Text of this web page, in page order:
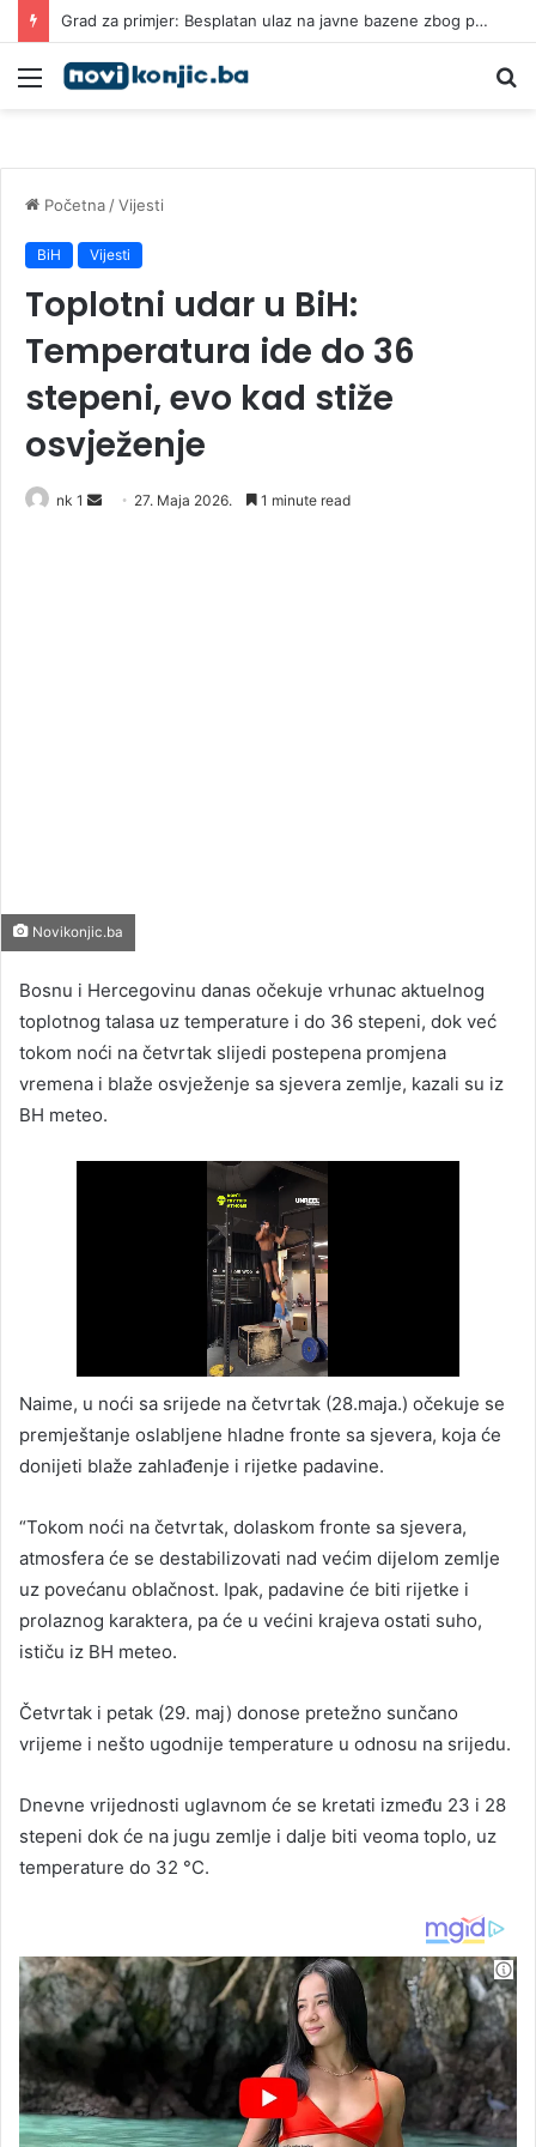
Grad za primjer: Besplatan ulaz na javne bazene zbog paklenih vrućina
Meni
Početna /Vijesti
BiH Vijesti
Toplotni udar u BiH:
Temperatura ide do 36
stepeni, evo kad stiže
osvježenje
nk 1
Send 27. Maja 2026. 1 minute read
Novikonjic.ba
Bosnu i Hercegovinu danas očekuje vrhunac aktuelnog
toplotnog talasa uz temperature i do 36 stepeni, dok već
tokom noći na četvrtak slijedi postepena promjena
vremena i blaže osvježenje sa sjevera zemlje, kazali su iz
BH meteo.
Naime, u noći sa srijede na četvrtak (28.maja.) očekuje se
premještanje oslabljene hladne fronte sa sjevera, koja će
donijeti blaže zahlađenje i rijetke padavine.
“Tokom noći na četvrtak, dolaskom fronte sa sjevera,
atmosfera će se destabilizovati nad većim dijelom zemlje
uz povećanu oblačnost. Ipak, padavine će biti rijetke i
prolaznog karaktera, pa će u većini krajeva ostati suho,
ističu iz BH meteo.
Četvrtak i petak (29. maj) donose pretežno sunčano
vrijeme i nešto ugodnije temperature u odnosu na srijedu.
Dnevne vrijednosti uglavnom će se kretati između 23 i 28
stepeni dok će na jugu zemlje i dalje biti veoma toplo, uz
temperature do 32 °C.